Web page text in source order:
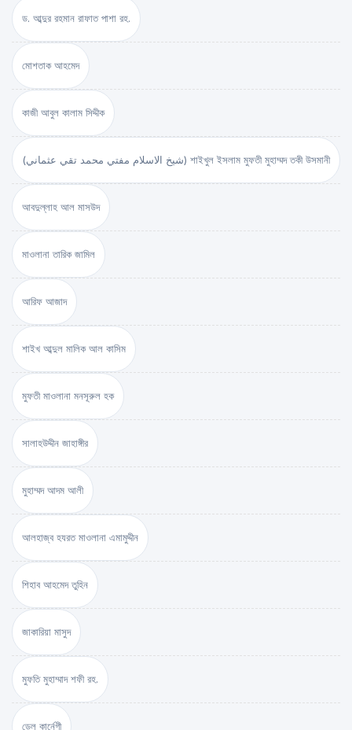
ড. আব্দুর রহমান রাফাত পাশা রহ.
মোশতাক আহমেদ
কাজী আবুল কালাম সিদ্দীক
(شيخ الاسلام مفتي محمد تقي عثماني) শাইখুল ইসলাম মুফতী মুহাম্মদ তকী উসমানী
আবদুল্লাহ আল মাসউদ
মাওলানা তারিক জামিল
আরিফ আজাদ
শাইখ আব্দুল মালিক আল কাসিম
মুফতী মাওলানা মনসূরুল হক
সালাহউদ্দীন জাহাঙ্গীর
মুহাম্মদ আদম আলী
আলহাজ্ব হযরত মাওলানা এমামুদ্দীন
শিহাব আহমেদ তুহিন
জাকারিয়া মাসুদ
মুফতি মুহাম্মাদ শফী রহ.
ডেল কার্নেগী